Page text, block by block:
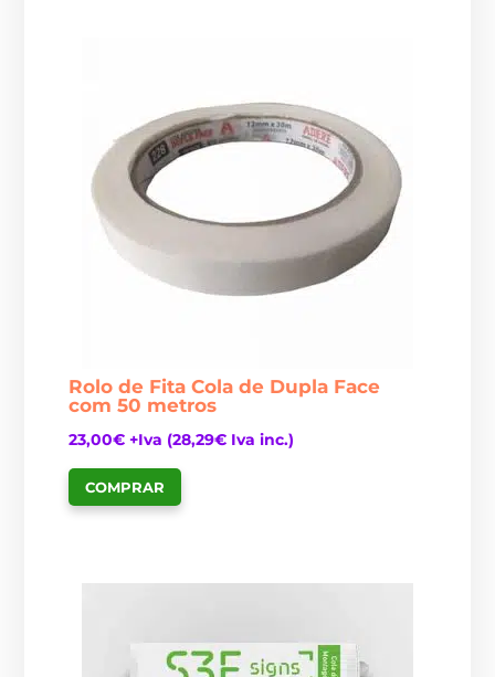
Rolo de Fita Cola de Dupla Face
com 50 metros
23,00€ +Iva (28,29€ Iva inc.)
COMPRAR